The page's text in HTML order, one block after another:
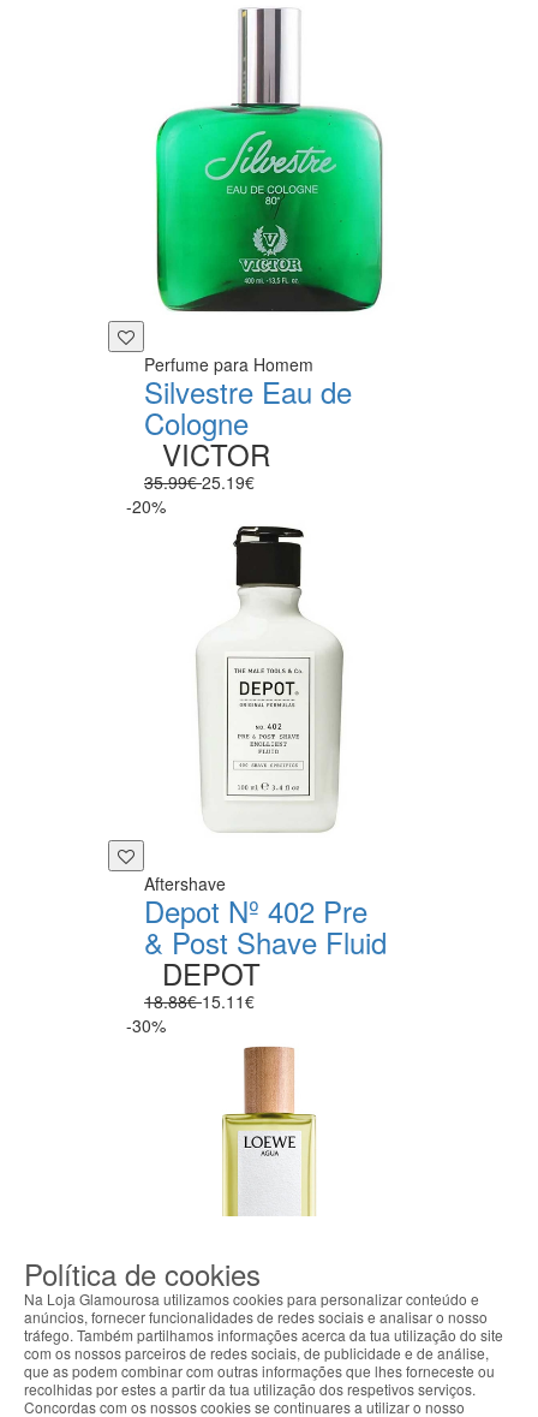
Perfume para Homem
Silvestre Eau de
Cologne
VICTOR
35.99€25.19€
-20%
Aftershave
Depot Nº 402 Pre
& Post Shave Fluid
DEPOT
18.88€15.11€
-30%
Perfume para Mulher
Política de cookies
Na Loja Glamourosa utilizamos cookies para personalizar conteúdo e
anúncios, fornecer funcionalidades de redes sociais e analisar o nosso
tráfego. Também partilhamos informações acerca da tua utilização do site
com os nossos parceiros de redes sociais, de publicidade e de análise,
que as podem combinar com outras informações que lhes forneceste ou
recolhidas por estes a partir da tua utilização dos respetivos serviços.
Concordas com os nossos cookies se continuares a utilizar o nosso